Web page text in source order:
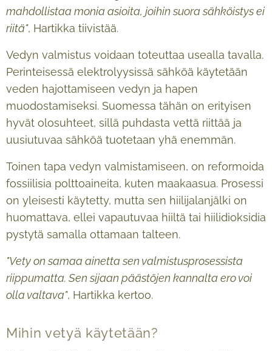
mahdollistaa monia asioita, joihin suora sähköistys ei
riitä", Hartikka tiivistää.
Vedyn valmistus voidaan toteuttaa usealla tavalla.
Perinteisessä elektrolyysissä sähköä käytetään
veden hajottamiseen vedyn ja hapen
muodostamiseksi. Suomessa tähän on erityisen
hyvät olosuhteet, sillä puhdasta vettä riittää ja
uusiutuvaa sähköä tuotetaan yhä enemmän.
Toinen tapa vedyn valmistamiseen, on reformoida
fossiilisia polttoaineita, kuten maakaasua. Prosessi
on yleisesti käytetty, mutta sen hiilijalanjälki on
huomattava, ellei vapautuvaa hiiltä tai hiilidioksidia
pystytä samalla ottamaan talteen.
"Vety on samaa ainetta sen valmistusprosessista
riippumatta. Sen sijaan päästöjen kannalta ero voi
olla valtava", Hartikka kertoo.
Mihin vetyä käytetään?